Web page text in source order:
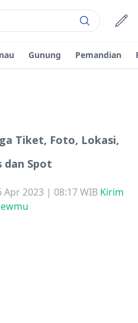
Gunung Pemandian
Tiket, Foto, Lokasi,
dan Spot
Apr 2023 | 08:17 WIB Kirim